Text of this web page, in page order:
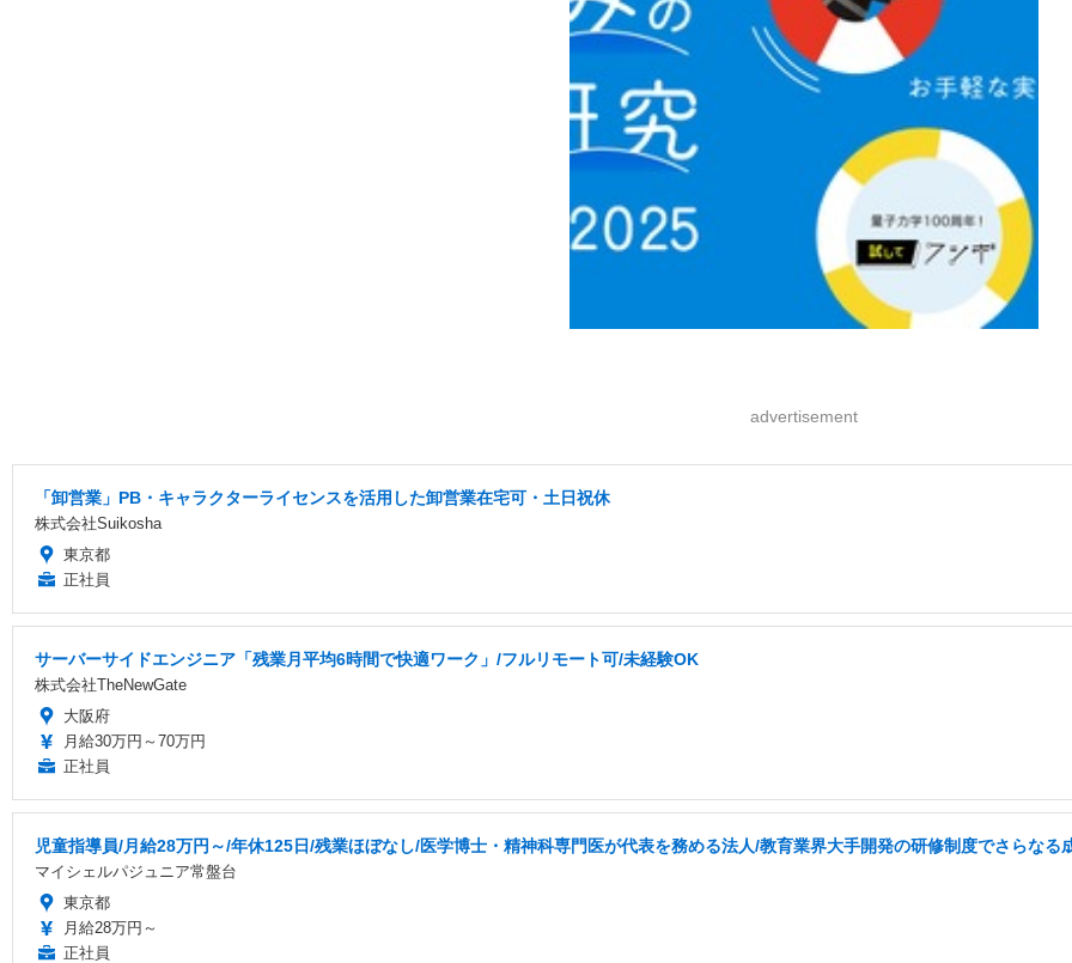
advertisement
「卸営業」PB・キャラクターライセンスを活用した卸営業在宅可・土日祝休
株式会社Suikosha
東京都
正社員
サーバーサイドエンジニア「残業月平均6時間で快適ワーク」/フルリモート可/未経験OK
株式会社TheNewGate
大阪府
月給30万円～70万円
正社員
児童指導員/月給28万円～/年休125日/残業ほぼなし/医学博士・精神科専門医が代表を務める法人/教育業界大手開発の研修制度でさらなる
マイシェルパジュニア常盤台
東京都
月給28万円～
正社員